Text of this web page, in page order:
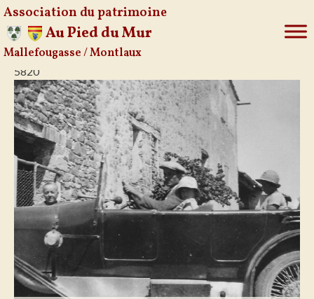
Aller
contenu
Association du patrimoine
Au Pied du Mur
Mallefougasse / Montlaux
5820